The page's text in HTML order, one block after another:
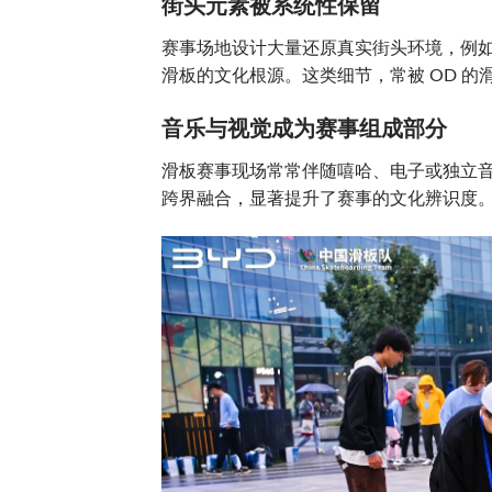
街头元素被系统性保留
赛事场地设计大量还原真实街头环境，例
滑板的文化根源。这类细节，常被 OD 的
音乐与视觉成为赛事组成部分
滑板赛事现场常常伴随嘻哈、电子或独立
跨界融合，显著提升了赛事的文化辨识度